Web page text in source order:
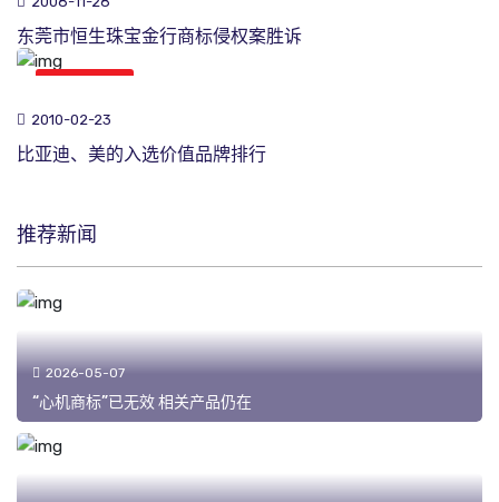
东莞市恒生珠宝金行商标侵权案胜诉
2010-02-23
比亚迪、美的入选价值品牌排行
推荐新闻
2026-05-07
“心机商标”已无效 相关产品仍在